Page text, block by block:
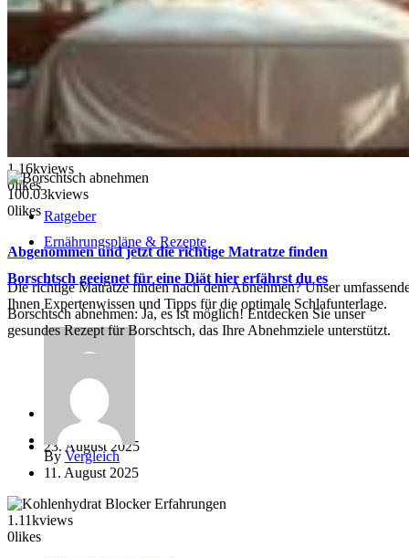
1.16kviews
0likes
Ratgeber
Abgenommen und jetzt die richtige Matratze finden
Die richtige Matratze finden nach dem Abnehmen? Unser
Ihnen Expertenwissen und Tipps für die optimale Schlafunterlage.
ByVergleich
23. August 2025
100.03kviews
0likes
Ernährungspläne & Rezepte
Borschtsch geeignet für eine Diät hier erfährst du es
Borschtsch abnehmen: Ja, es ist möglich! Entdecken Sie unser
gesundes Rezept für Borschtsch, das Ihre Abnehmziele unterstützt.
By Vergleich
11. August 2025
1.11kviews
0likes